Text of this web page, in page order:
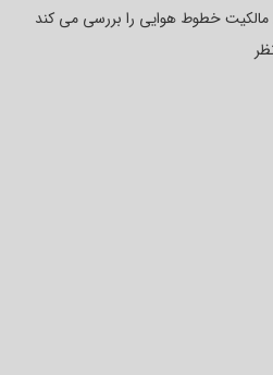
مالکیت خطوط هوایی را بررسی می کند